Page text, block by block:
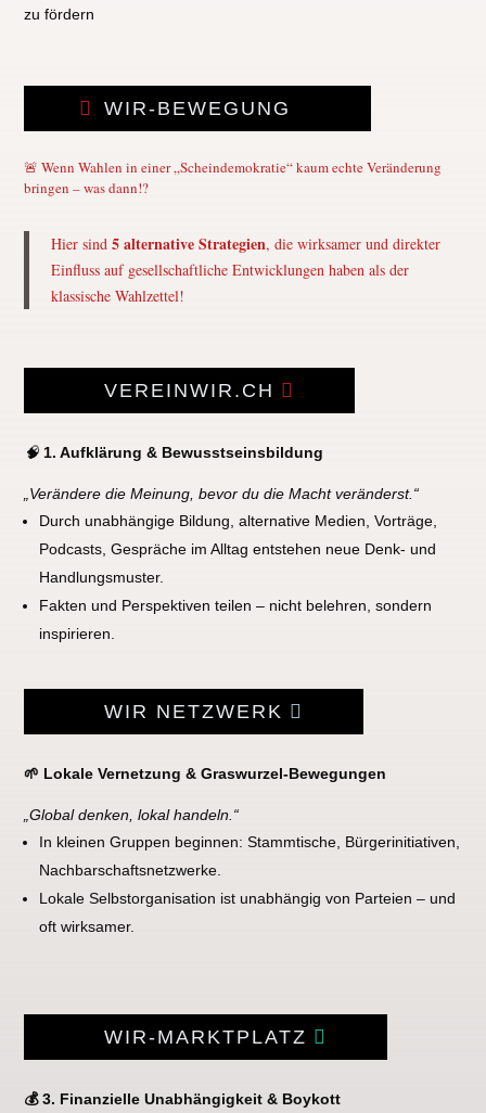
zu fördern
WIR-BEWEGUNG
🚨 Wenn Wahlen in einer „Scheindemokratie“ kaum echte Veränderung
bringen – was dann!?
Hier sind 5 alternative Strategien, die wirksamer und direkter
Einfluss auf gesellschaftliche Entwicklungen haben als der
klassische Wahlzettel!
VEREINWIR.CH
🧠1. Aufklärung & Bewusstseinsbildung
„Verändere die Meinung, bevor du die Macht veränderst.“
Durch unabhängige Bildung, alternative Medien, Vorträge,
Podcasts, Gespräche im Alltag entstehen neue Denk- und
Handlungsmuster.
Fakten und Perspektiven teilen – nicht belehren, sondern
inspirieren.
WIR NETZWERK
🌱 Lokale Vernetzung & Graswurzel-Bewegungen
„Global denken, lokal handeln.“
In kleinen Gruppen beginnen: Stammtische, Bürgerinitiativen,
Nachbarschaftsnetzwerke.
Lokale Selbstorganisation ist unabhängig von Parteien – und
oft wirksamer.
WIR-MARKTPLATZ
💰 3. Finanzielle Unabhängigkeit & Boykott